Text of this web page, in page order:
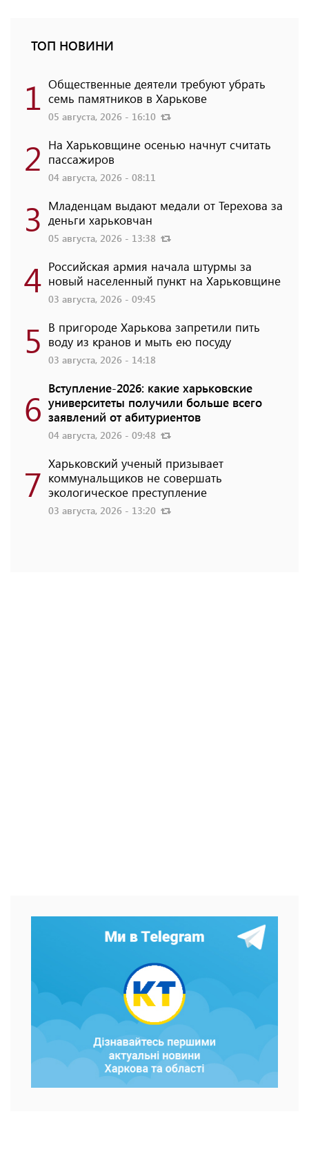
ТОП НОВИНИ
1 Общественные деятели требуют убрать
семь памятников в Харькове
05 августа, 2026 - 16:10
2 На Харьковщине осенью начнут считать
пассажиров
04 августа, 2026 - 08:11
3 Младенцам выдают медали от Терехова за
деньги харьковчан
05 августа, 2026 - 13:38
4 Российская армия начала штурмы за
новый населенный пункт на Харьковщине
03 августа, 2026 - 09:45
5 В пригороде Харькова запретили пить
воду из кранов и мыть ею посуду
03 августа, 2026 - 14:18
6 Вступление-2026: какие харьковские
университеты получили больше всего
заявлений от абитуриентов
04 августа, 2026 - 09:48
7 Харьковский ученый призывает
коммунальщиков не совершать
экологическое преступление
03 августа, 2026 - 13:20